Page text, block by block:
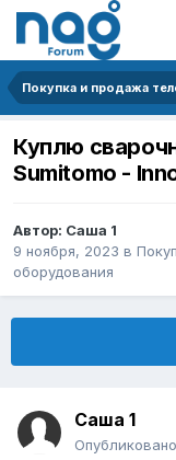
Куплю
Sumitomo -
Автор: Саша 1
9 ноября, 2023 в
оборудования
Саша 1
Опубликовано